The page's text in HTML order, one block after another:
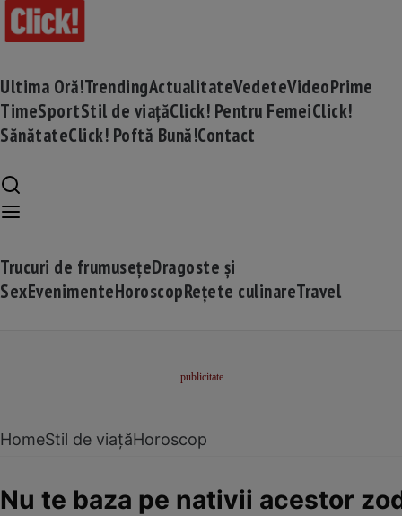
Ultima Oră!TrendingActualitateVedeteVideoPrime
TimeSportStil de viațăClick! Pentru FemeiClick!
SănătateClick! Poftă Bună!Contact
Trucuri de frumusețeDragoste și
SexEvenimenteHoroscopRețete culinareTravel
HomeStil de viațăHoroscop
Nu te baza pe nativii acestor